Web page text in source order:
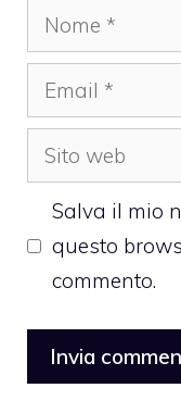
Nome
Email
Sito
web
Salva il mio
questo
commento.